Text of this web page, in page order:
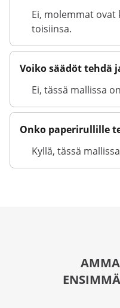
Ei, molemmat ovat
toisiinsa.
Voiko säädöt tehdä
Ei, tässä mallissa
Onko paperirullille
Kyllä, tässä